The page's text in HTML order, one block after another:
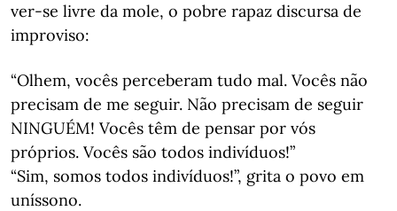
ver-se livre da mole, o pobre rapaz discursa de
improviso:
“Olhem, vocês perceberam tudo mal. Vocês não
precisam de me seguir. Não precisam de seguir
NINGUÉM! Vocês têm de pensar por vós
próprios. Vocês são todos indivíduos!”
“Sim, somos todos indivíduos!”, grita o povo em
uníssono.